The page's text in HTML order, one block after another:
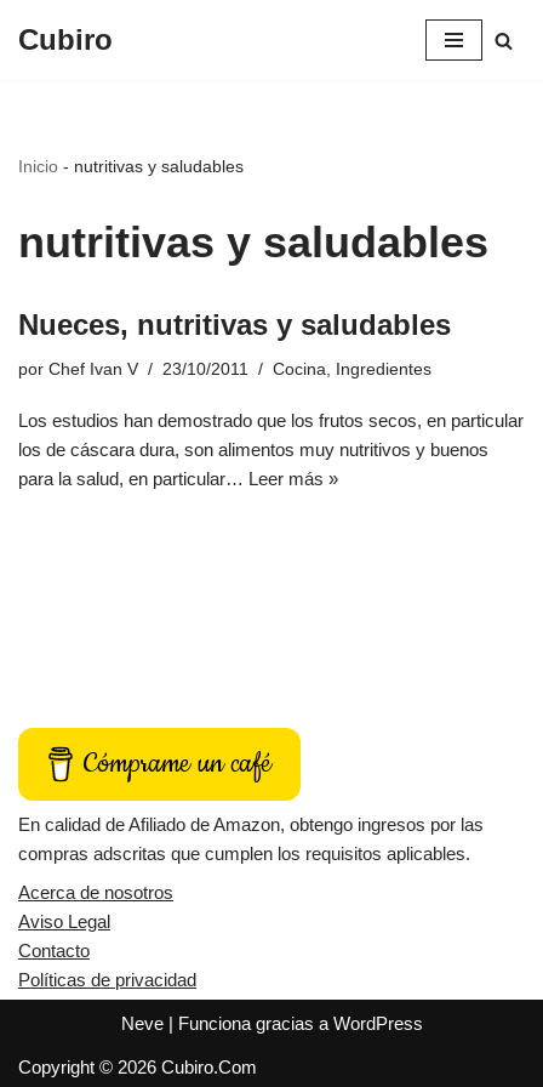
Cubiro
Inicio - nutritivas y saludables
nutritivas y saludables
Nueces, nutritivas y saludables
por Chef Ivan V 23/10/2011 Cocina, Ingredientes
Los estudios han demostrado que los frutos secos, en particular
los de cáscara dura, son alimentos muy nutritivos y buenos
para la salud, en particular… Leer más »
Cómprame un café
En calidad de Afiliado de Amazon, obtengo ingresos por las
compras adscritas que cumplen los requisitos aplicables.
Acerca de nosotros
Aviso Legal
Contacto
Políticas de privacidad
Neve| Funciona gracias a WordPress
Copyright © 2026 Cubiro.Com